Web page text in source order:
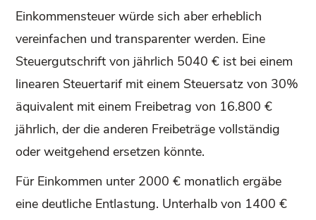
Einkommensteuer würde sich aber erheblich
vereinfachen und transparenter werden. Eine
Steuergutschrift von jährlich 5040 € ist bei einem
linearen Steuertarif mit einem Steuersatz von 30%
äquivalent mit einem Freibetrag von 16.800 €
jährlich, der die anderen Freibeträge vollständig
oder weitgehend ersetzen könnte.
Für Einkommen unter 2000 € monatlich ergäbe
eine deutliche Entlastung. Unterhalb von 1400 €